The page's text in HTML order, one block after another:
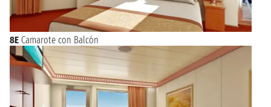
8E Camarote con Balcón